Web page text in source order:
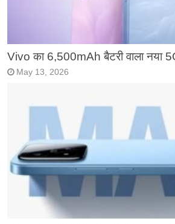
Vivo का 6,500mAh बैटरी वाला नया
May 13, 2026